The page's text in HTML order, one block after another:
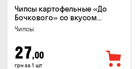
Чипсы картофельные «До
Бочкового» со вкусом
сметаны с зеленью, 100г
Чипсы
27,00
грн за 1 шт